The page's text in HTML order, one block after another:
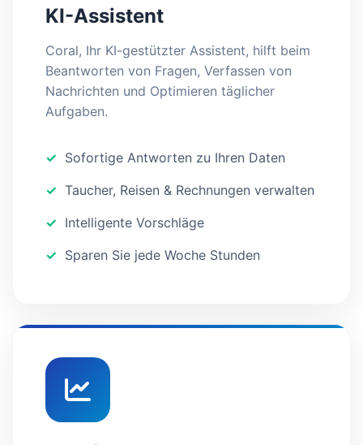
KI-Assistent
Coral, Ihr KI-gestützter Assistent, hilft beim
Beantworten von Fragen, Verfassen von
Nachrichten und Optimieren täglicher
Aufgaben.
Sofortige Antworten zu Ihren Daten
Taucher, Reisen & Rechnungen verwalten
Intelligente Vorschläge
Sparen Sie jede Woche Stunden